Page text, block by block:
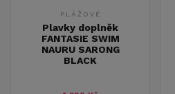
PLÁŽOVÉ
Plavky doplněk
FANTASIE SWIM
NAURU SARONG
BLACK